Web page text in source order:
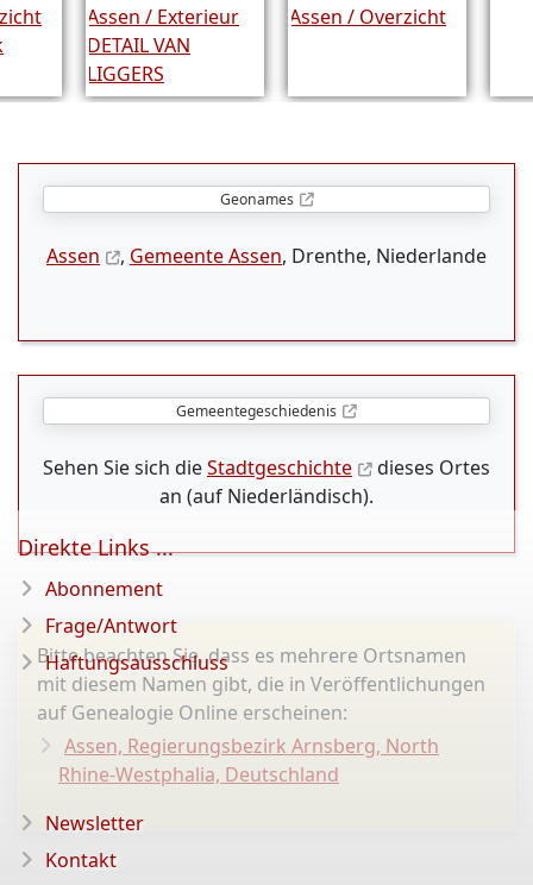
Geonames
Assen , Gemeente Assen, Drenthe, Niederlande
Gemeentegeschiedenis
Sehen Sie sich dieStadtgeschichte
dieses Ortes
an (auf Niederländisch).
Bitte beachten Sie, dass es mehrere Ortsnamen
mit diesem Namen gibt, die in Veröffentlichungen
auf Genealogie Online erscheinen:
Assen, Regierungsbezirk Arnsberg, North
Rhine-Westphalia, Deutschland
Direkte Links ...
Abonnement
Frage/Antwort
Haftungsausschluss
Newsletter
Kontakt